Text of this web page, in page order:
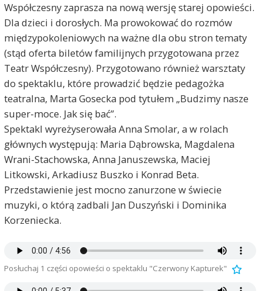
Współczesny zaprasza na nową wersję starej opowieści.
Dla dzieci i dorosłych. Ma prowokować do rozmów
międzypokoleniowych na ważne dla obu stron tematy
(stąd oferta biletów familijnych przygotowana przez
Teatr Współczesny). Przygotowano również warsztaty
do spektaklu, które prowadzić będzie pedagożka
teatralna, Marta Gosecka pod tytułem „Budzimy nasze
super-moce. Jak się bać”.
Spektakl wyreżyserowała Anna Smolar, a w rolach
głównych występują: Maria Dąbrowska, Magdalena
Wrani-Stachowska, Anna Januszewska, Maciej
Litkowski, Arkadiusz Buszko i Konrad Beta.
Przedstawienie jest mocno zanurzone w świecie
muzyki, o którą zadbali Jan Duszyński i Dominika
Korzeniecka.
Posłuchaj 1 części opowieści o spektaklu "Czerwony Kapturek"